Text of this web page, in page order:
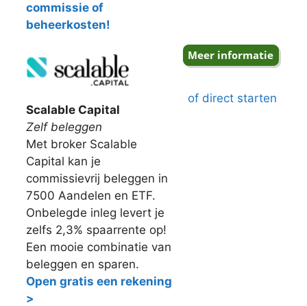
commissie of
beheerkosten!
Scalable Capital
Zelf beleggen
Met broker Scalable
Capital kan je
commissievrij beleggen in
7500 Aandelen en ETF.
Onbelegde inleg levert je
zelfs 2,3% spaarrente op!
Een mooie combinatie van
beleggen en sparen.
Open gratis een rekening
>
of direct starten